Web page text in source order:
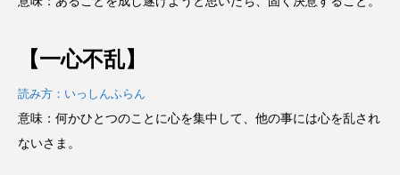
【一心不乱】
読み方：いっしんふらん
意味：何かひとつのことに心を集中して、他の事には心を乱され
ないさま。